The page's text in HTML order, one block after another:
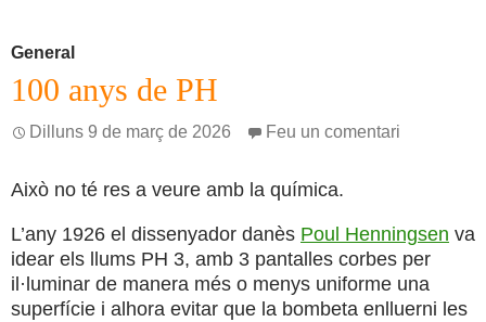
General
100 anys de PH
Dilluns 9 de març de 2026 Feu un comentari
Això no té res a veure amb la química.
L’any 1926 el dissenyador danès Poul Henningsen va
idear els llums PH 3, amb 3 pantalles corbes per
il·luminar de manera més o menys uniforme una
superfície i alhora evitar que la bombeta enlluerni les